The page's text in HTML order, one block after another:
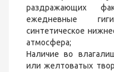
раздражающих
ежедневные
синтетическое
атмосфера;
Наличие во
или желтоватых